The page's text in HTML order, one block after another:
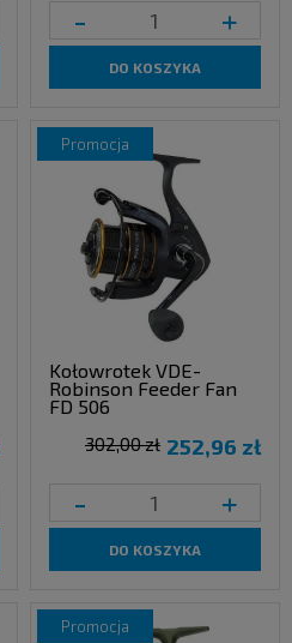
- +
DO KOSZYKA
Kołowrotek VDE-
Robinson Feeder Fan
FD 506
252,96 zł
302,00 zł
- +
DO KOSZYKA
promocja
promocja